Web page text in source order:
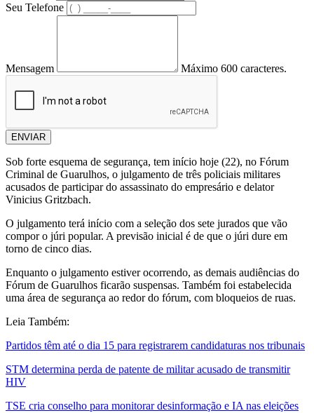
Seu Telefone
Mensagem Máximo 600 caracteres.
ENVIAR
Sob forte esquema de segurança, tem início hoje (22), no Fórum
Criminal de Guarulhos, o julgamento de três policiais militares
acusados de participar do assassinato do empresário e delator
Vinicius Gritzbach.
O julgamento terá início com a seleção dos sete jurados que vão
compor o júri popular. A previsão inicial é de que o júri dure em
torno de cinco dias.
Enquanto o julgamento estiver ocorrendo, as demais audiências do
Fórum de Guarulhos ficarão suspensas. Também foi estabelecida
uma área de segurança ao redor do fórum, com bloqueios de ruas.
Leia Também:
Partidos têm até o dia 15 para registrarem candidaturas nos tribunais
STM determina perda de patente de militar acusado de transmitir
HIV
TSE cria conselho para monitorar desinformação e IA nas eleições